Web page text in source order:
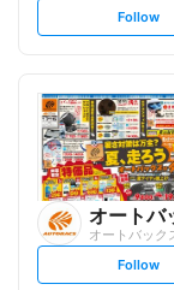
s
l
o
w
Follow
s
Follow